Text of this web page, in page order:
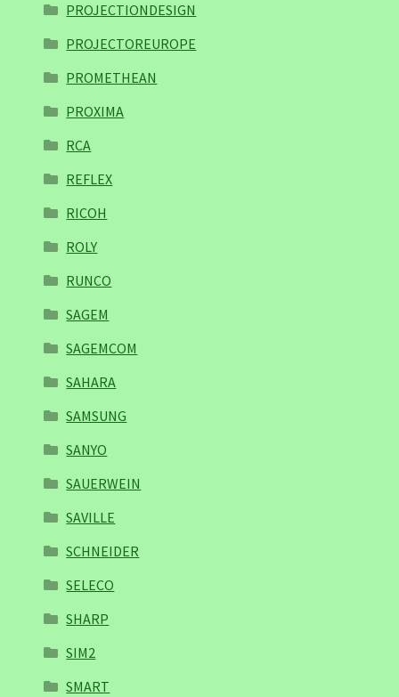
PROJECTIONDESIGN
PROJECTOREUROPE
PROMETHEAN
PROXIMA
RCA
REFLEX
RICOH
ROLY
RUNCO
SAGEM
SAGEMCOM
SAHARA
SAMSUNG
SANYO
SAUERWEIN
SAVILLE
SCHNEIDER
SELECO
SHARP
SIM2
SMART